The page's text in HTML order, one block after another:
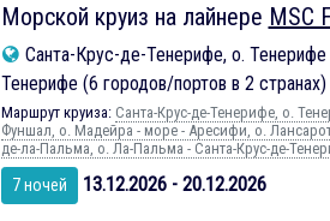
Морской круиз на лайнере MSC
Санта-Крус-де-Тенерифе, о. Тенерифе
Тенерифе (6 городов/портов в 2 странах)
Маршрут круиза: Санта-Крус-де-Тенерифе, о.
Фуншал, о. Мадейра - море - Аресифи, о.
де-ла-Пальма, о. Ла-Пальма - Санта-Крус-де-
7 ночей 13.12.2026 - 20.12.2026